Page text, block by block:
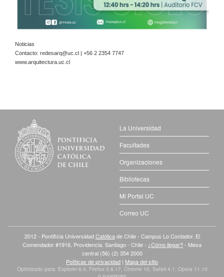
Noticias
Contacto: redesarq@uc.cl | +56 2 2354 7747
www.arquitectura.uc.cl
La Universidad
Facultades
Organizaciones
Bibliotecas
Mi Portal UC
Correo UC
2012 - Pontificia UniversidadCatólica de Chile - Campus Lo Contador. El
Comendador #1916, Providencia. Santiago - Chile - ¿Cómo llegar?- Mesa
central (56) (2) 354 2000
Políticas de privacidad | Mapa del sitio
Optimizado para: Explorer 8.0, Firefox 3.6.17, Chrome 10, Safari 4.1, Opera 11.10